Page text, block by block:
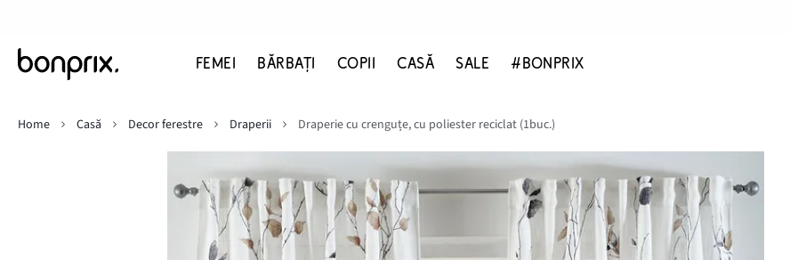
FEMEI BĂRBAŢI COPII CASĂ SALE #BONPRIX
Home
Casă Decor ferestre Draperii Draperie cu crenguțe, cu poliester reciclat (1buc.)